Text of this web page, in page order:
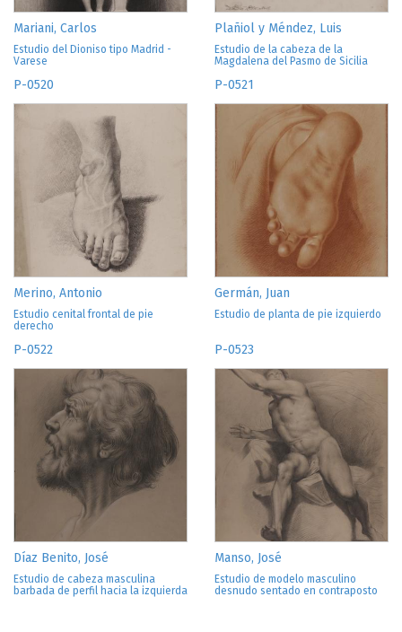
Mariani, Carlos
Estudio del Dioniso tipo Madrid -
Varese
Plañiol y Méndez, Luis
Estudio de la cabeza de la
Magdalena del Pasmo de Sicilia
P-0520
Merino, Antonio
Estudio cenital frontal de pie
derecho
P-0521
Germán, Juan
Estudio de planta de pie izquierdo
P-0522
Díaz Benito, José
Estudio de cabeza masculina
barbada de perfil hacia la izquierda
P-0523
Manso, José
Estudio de modelo masculino
desnudo sentado en contraposto